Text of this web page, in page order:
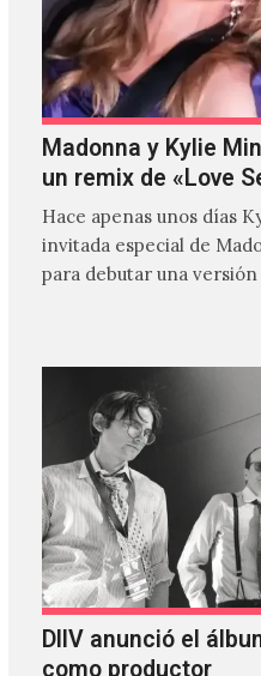
Madonna y Kylie
un remix de «Love
Hace apenas unos días
invitada especial de
para debutar una
DIIV anunció el
como productor